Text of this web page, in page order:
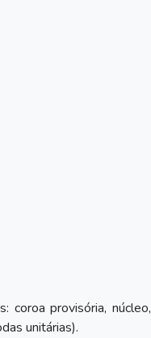
coroa provisória, núcleo,
unitárias).